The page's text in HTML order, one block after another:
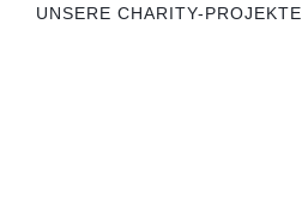
UNSERE CHARITY-PROJEKTE